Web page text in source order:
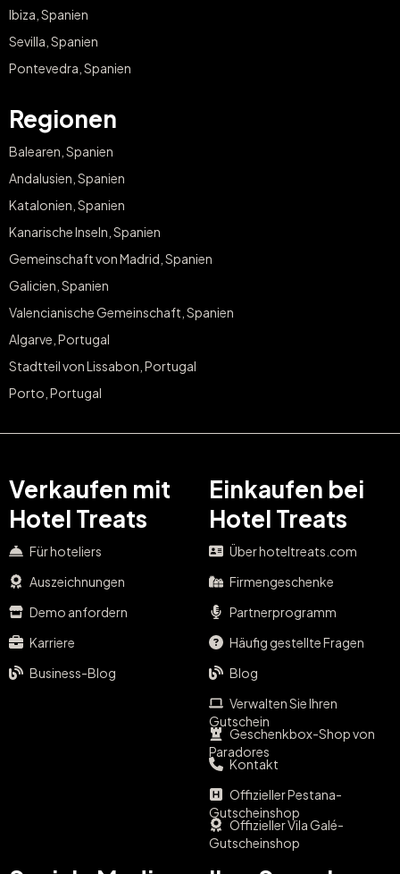
Ibiza, Spanien
Sevilla, Spanien
Pontevedra, Spanien
Regionen
Balearen, Spanien
Andalusien, Spanien
Katalonien, Spanien
Kanarische Inseln, Spanien
Gemeinschaft von Madrid, Spanien
Galicien, Spanien
Valencianische Gemeinschaft, Spanien
Algarve, Portugal
Stadtteil von Lissabon, Portugal
Porto, Portugal
Verkaufen mit
Hotel Treats
Für hoteliers
Auszeichnungen
Demo anfordern
Karriere
Business-Blog
Einkaufen bei
Hotel Treats
Über hoteltreats.com
Firmengeschenke
Partnerprogramm
Häufig gestellte Fragen
Blog
Verwalten Sie Ihren
Gutschein
Geschenkbox-Shop von
Paradores
Kontakt
Offizieller Pestana-
Gutscheinshop
Offizieller Vila Galé-
Gutscheinshop